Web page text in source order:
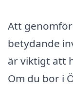
Att
betydande
är viktigt att
Om du bor i